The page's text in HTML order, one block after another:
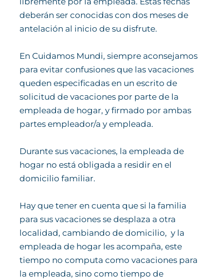
deberán ser conocidas con dos meses de
antelación al inicio de su disfrute.
En Cuidamos Mundi, siempre aconsejamos
para evitar confusiones que las vacaciones
queden especificadas en un escrito de
solicitud de vacaciones por parte de la
empleada de hogar, y firmado por ambas
partes empleador/a y empleada.
Durante sus vacaciones, la empleada de
hogar no está obligada a residir en el
domicilio familiar.
Hay que tener en cuenta que si la familia
para sus vacaciones se desplaza a otra
localidad, cambiando de domicilio, y la
empleada de hogar les acompaña, este
tiempo no computa como vacaciones para
la empleada, sino como tiempo de